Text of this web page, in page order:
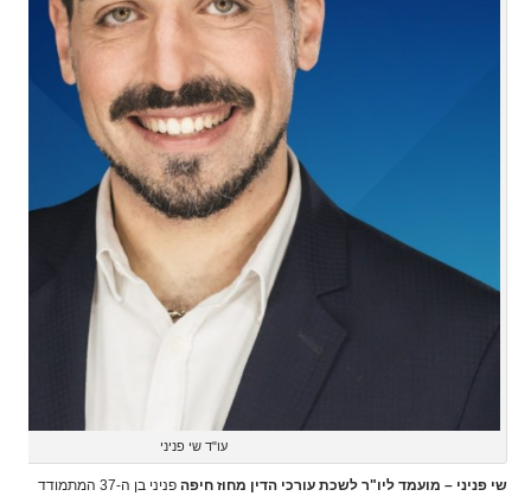
עו"ד שי פניני
שי פניני – מועמד ליו"ר לשכת עורכי הדין מחוז חיפה
פניני בן ה-37 המתמודד